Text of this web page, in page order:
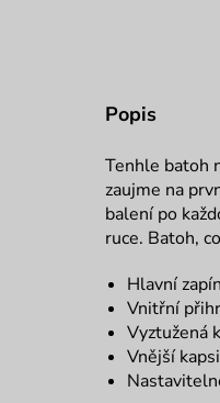
Popis
Tenhle batoh
zaujme na
balení po
ruce. Batoh,
Hlavní
Vnitřní
Vyztužená
Vnější